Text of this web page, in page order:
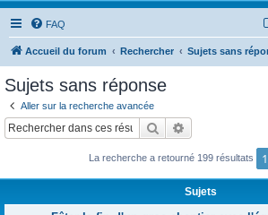
FAQ
Accueil du forum Rechercher Sujets sans
Sujets sans réponse
Aller sur la recherche avancée
Rechercher
La recherche a retourné 199 résultats 1
Sujets